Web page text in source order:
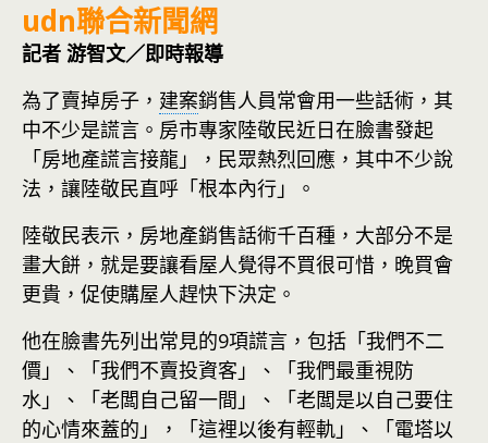
udn聯合新聞網
記者 游智文／即時報導
為了賣掉房子， 建案銷售人員常會用一些話術，其
中不少是謊言。房市專家陸敬民近日在臉書發起
「房地產謊言接龍」，民眾熱烈回應，其中不少說
法，讓陸敬民直呼「根本內行」。
陸敬民表示，房地產銷售話術千百種，大部分不是
畫大餅，就是要讓看屋人覺得不買很可惜，晚買會
更貴，促使購屋人趕快下決定。
他在臉書先列出常見的9項謊言，包括「我們不二
價」、「我們不賣投資客」、「我們最重視防
水」、「老闆自己留一間」、「老闆是以自己要住
的心情來蓋的」，「這裡以後有輕軌」、「電塔以